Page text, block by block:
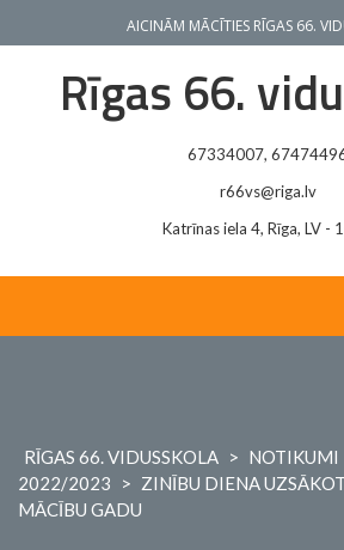
AICINĀM MĀCĪTIES RĪGAS 66.
Rīgas 66.
67334007,
r66vs@riga.lv
Katrīnas iela 4, Rīga, LV -
RĪGAS 66. VIDUSSKOLA > NOTIKUMI
2022/2023
> ZINĪBU DIENA
MĀCĪBU GADU